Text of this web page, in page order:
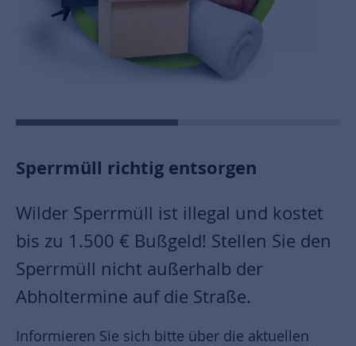
Sperrmüll richtig entsorgen
Wilder Sperrmüll ist illegal und kostet
bis zu 1.500 € Bußgeld! Stellen Sie den
Sperrmüll nicht außerhalb der
Abholtermine auf die Straße.
Informieren Sie sich bitte über die aktuellen